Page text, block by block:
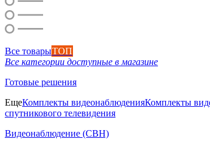
Все товарыТОП
Все категории доступные в магазине
Готовые решения
ЕщеКомплекты видеонаблюденияКомплекты
спутникового телевидения
Видеонаблюдение (СВН)